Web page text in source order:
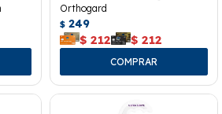
Orthogard
$ 249
$ 212 $ 212